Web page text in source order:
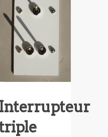
Interrupteur